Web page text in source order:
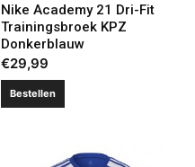
Nike Academy 21 Dri-Fit
Trainingsbroek KPZ
Donkerblauw
€29,99
Bestellen